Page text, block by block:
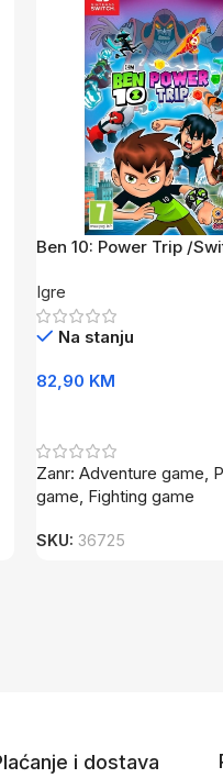
Ben 10: Power Trip /
Igre
Na stanju
82,90 KM
Zanr: Adventure game,
game, Fighting game
SKU:36725
i dostava